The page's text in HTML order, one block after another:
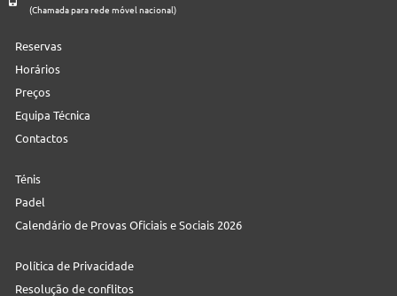
(Chamada para rede móvel nacional)
Reservas
Horários
Preços
Equipa Técnica
Contactos
Ténis
Padel
Calendário de Provas Oficiais e Sociais 2026
Política de Privacidade
Resolução de conflitos